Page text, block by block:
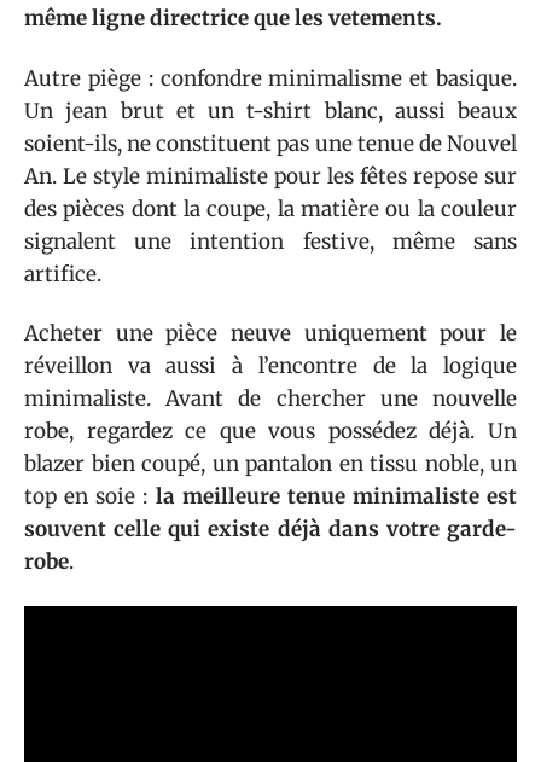
même ligne directrice que les vetements.
Autre piège : confondre minimalisme et basique.
Un jean brut et un t-shirt blanc, aussi beaux
soient-ils, ne constituent pas une tenue de Nouvel
An. Le style minimaliste pour les fêtes repose sur
des pièces dont la coupe, la matière ou la couleur
signalent une intention festive, même sans
artifice.
Acheter une pièce neuve uniquement pour le
réveillon va aussi à l’encontre de la logique
minimaliste. Avant de chercher une nouvelle
robe, regardez ce que vous possédez déjà. Un
blazer bien coupé, un pantalon en tissu noble, un
top en soie : la meilleure tenue minimaliste est
souvent celle qui existe déjà dans votre garde-
robe.